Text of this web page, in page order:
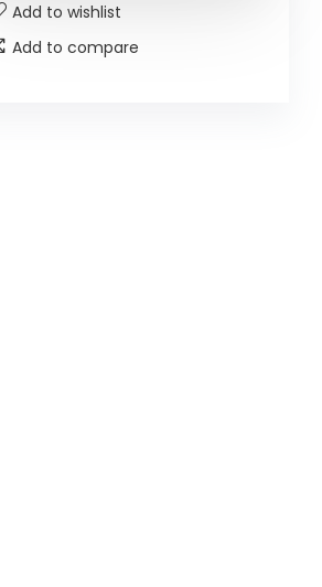
Add to wishlist
Add to compare